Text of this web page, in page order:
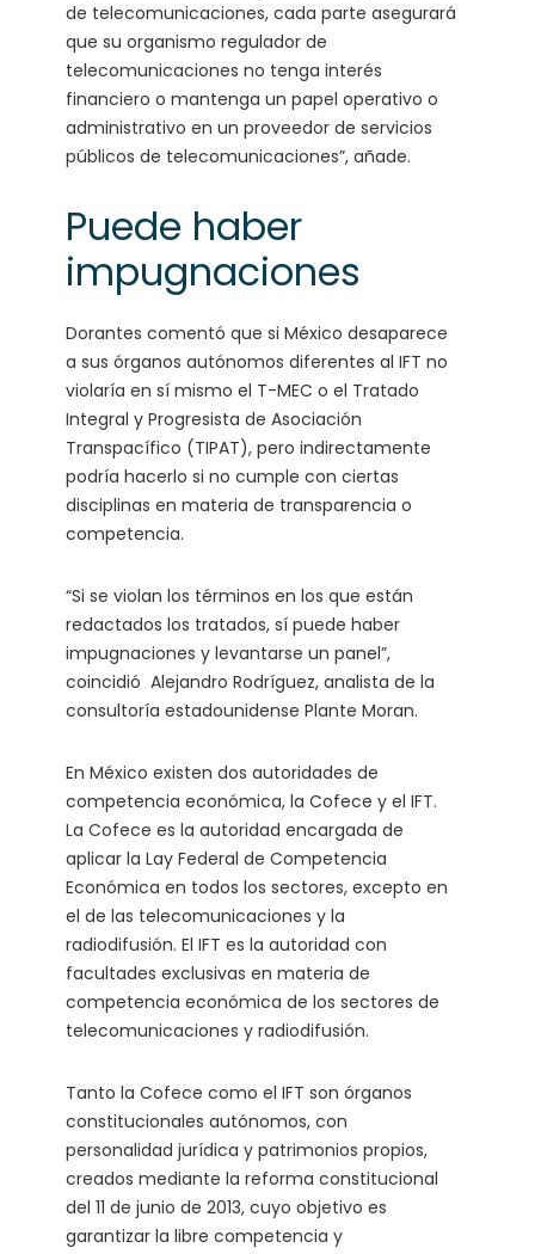
de telecomunicaciones, cada parte asegurará
que su organismo regulador de
telecomunicaciones no tenga interés
financiero o mantenga un papel operativo o
administrativo en un proveedor de servicios
públicos de telecomunicaciones”, añade.
Puede haber
impugnaciones
Dorantes comentó que si México desaparece
a sus órganos autónomos diferentes al IFT no
violaría en sí mismo el T-MEC o el Tratado
Integral y Progresista de Asociación
Transpacífico (TIPAT), pero indirectamente
podría hacerlo si no cumple con ciertas
disciplinas en materia de transparencia o
competencia.
“Si se violan los términos en los que están
redactados los tratados, sí puede haber
impugnaciones y levantarse un panel”,
coincidió Alejandro Rodríguez, analista de la
consultoría estadounidense Plante Moran.
En México existen dos autoridades de
competencia económica, la Cofece y el IFT.
La Cofece es la autoridad encargada de
aplicar la Lay Federal de Competencia
Económica en todos los sectores, excepto en
el de las telecomunicaciones y la
radiodifusión. El IFT es la autoridad con
facultades exclusivas en materia de
competencia económica de los sectores de
telecomunicaciones y radiodifusión.
Tanto la Cofece como el IFT son órganos
constitucionales autónomos, con
personalidad jurídica y patrimonios propios,
creados mediante la reforma constitucional
del 11 de junio de 2013, cuyo objetivo es
garantizar la libre competencia y